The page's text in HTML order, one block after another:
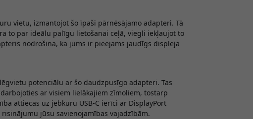
vietu, izmantojot šo īpaši pārnēsājamo adapteri. Tā
to par ideālu palīgu lietošanai ceļā, viegli iekļaujot to
nodrošina, ka jums ir pieejams jaudīgs displeja
potenciālu ar šo daudzpusīgo adapteri. Tas
ar visiem lielākajiem zīmoliem, tostarp
attiecas uz jebkuru USB-C ierīci ar DisplayPort
jūsu savienojamības vajadzībām.